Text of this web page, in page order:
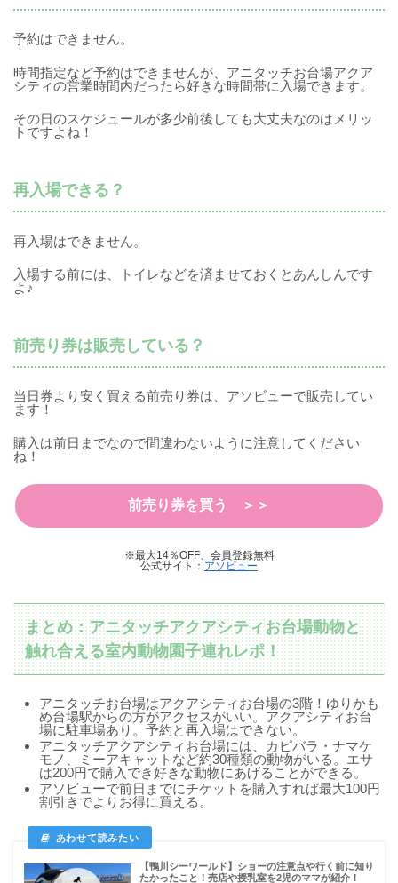
予約はできません。
時間指定など予約はできませんが、アニタッチお台場アクア
シティの営業時間内だったら好きな時間帯に入場できます。
その日のスケジュールが多少前後しても大丈夫なのはメリッ
トですよね！
再入場できる？
再入場はできません。
入場する前には、トイレなどを済ませておくとあんしんです
よ♪
前売り券は販売している？
当日券より安く買える前売り券は、アソビューで販売してい
ます！
購入は前日までなので間違わないように注意してください
ね！
前売り券を買う ＞＞
※最大14％OFF、会員登録無料
公式サイト： アソビュー
まとめ：アニタッチアクアシティお台場動物と
触れ合える室内動物園子連れレポ！
アニタッチお台場はアクアシティお台場の3階！ゆりかも
め台場駅からの方がアクセスがいい。アクアシティお台
場に駐車場あり。予約と再入場はできない。
アニタッチアクアシティお台場には、カピバラ・ナマケ
モノ、ミーアキャットなど約30種類の動物がいる。エサ
は200円で購入でき好きな動物にあげることができる。
アソビューで前日までにチケットを購入すれば最大100円
割引きでよりお得に買える。
【鴨川シーワールド】ショーの注意点や行く前に知り
たかったこと！売店や授乳室を2児のママが紹介！